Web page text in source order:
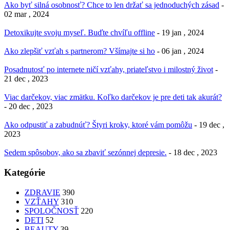
Ako byť silná osobnosť? Chce to len držať sa jednoduchých zásad -
02 mar , 2024
Detoxikujte svoju myseľ. Buďte chvíľu offline - 19 jan , 2024
Ako zlepšiť vzťah s partnerom? Všímajte si ho - 06 jan , 2024
Posadnutosť po internete ničí vzťahy, priateľstvo i milostný život -
21 dec , 2023
Viac darčekov, viac zmätku. Koľko darčekov je pre deti tak akurát?
- 20 dec , 2023
Ako odpustiť a zabudnúť? Štyri kroky, ktoré vám pomôžu - 19 dec ,
2023
Sedem spôsobov, ako sa zbaviť sezónnej depresie. - 18 dec , 2023
Kategórie
ZDRAVIE 390
VZŤAHY 310
SPOLOČNOSŤ 220
DETI 52